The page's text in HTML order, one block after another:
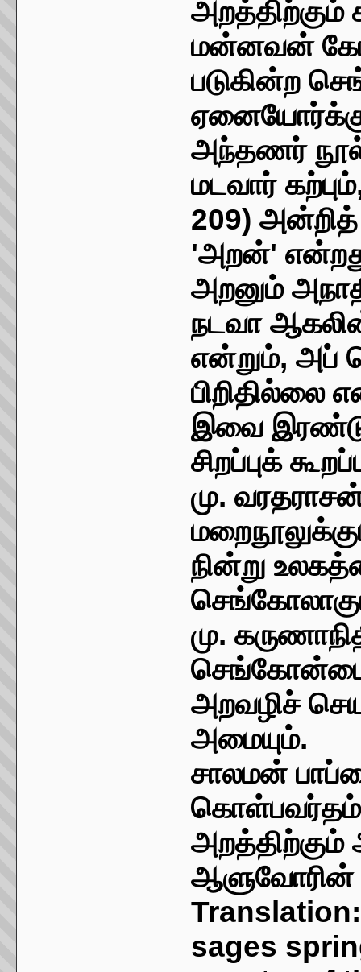
அறத்திற்கும்
மன்னவன்
படுகின்ற
ஏனையோர்க்கு
அந்தணர் நூல்
மடவார்
209)
'அறன்'
அறனும்
நடவா
என்றும், அப்
பிறிதில்லை
இவை இரண்டு
சிறப்புக்
மு.
நின்று
மு.
அறவழிச்
அமையும்.
சாலமன்
கொள்பவர்தம்
அறத்திற்கும்
ஆளுவோரின்
sages